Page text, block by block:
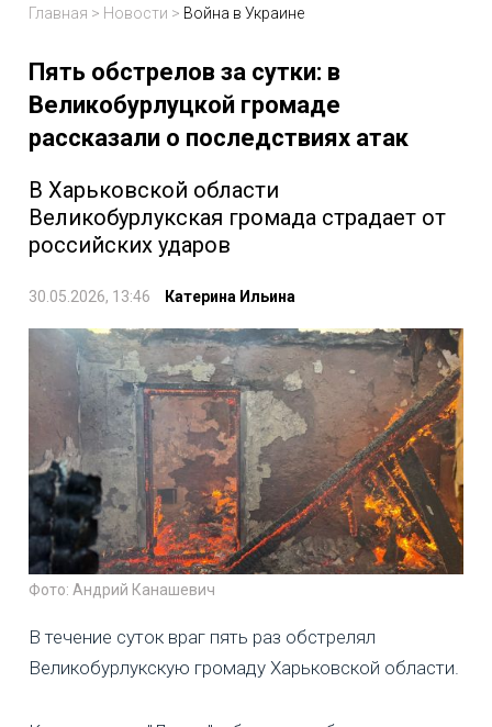
Главная > Новости > Война в Украине
Пять обстрелов за сутки: в
Великобурлуцкой громаде
рассказали о последствиях атак
В Харьковской области
Великобурлукская громада страдает от
российских ударов
30.05.2026, 13:46 Катерина Ильина
Фото: Андрий Канашевич
В течение суток враг пять раз обстрелял
Великобурлукскую громаду Харьковской области.